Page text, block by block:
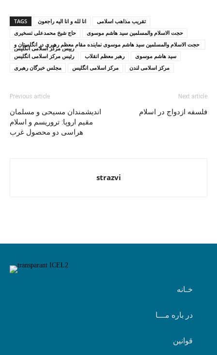
TAGS انا لله و انا الیه راجعون
تقریب مذاهب اسلامی
حاج شیخ محمدعلی تسخیری
حجت الاسلام والمسلمين سید هاشم موسوی
حجت الاسلام والمسلمين سید هاشم موسوی نماینده مقام معظم رهبری در انگلستان و
رییس مرکز اسلامی انگلیس
رئیس مرکز اسلامی انگلیس
رهبر معظم انقلاب
سید هاشم موسوی
مجلس خبرگان رهبری
مرکز اسلامی انگلیس مرکز اسلامی لندن
Previous article
اندیشمندان مسیحی و مسلمان
مقیم اروپا: تروریسم و اسلام
هراسی دو محصول غرب
Next article
فلسفه ازدواج در اسلام
strazvi
خـانه
در باره مـــا
قوانین